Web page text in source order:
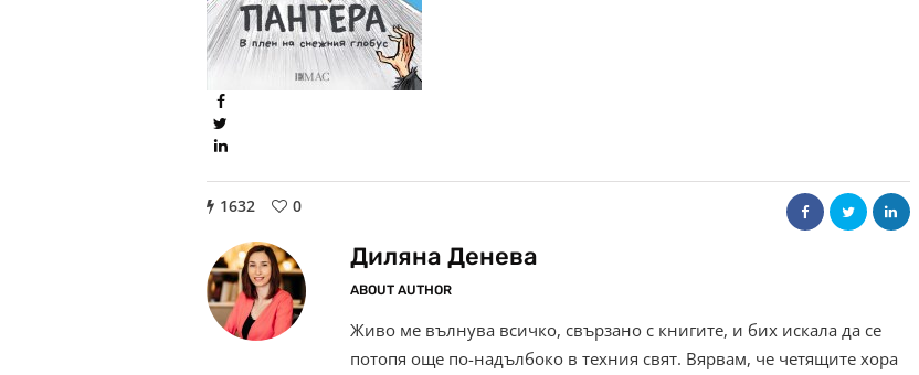
1632 0
Диляна Денева
ABOUT AUTHOR
Живо ме вълнува всичко, свързано с книгите, и бих искала да се
потопя още по-надълбоко в техния свят. Вярвам, че четящите хора